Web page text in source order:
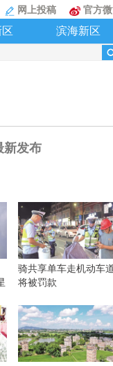
网上投稿 官方
滨海新区
新发布
骑共享单车走机动车
将被罚款